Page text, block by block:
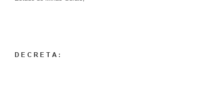
D E C R E T A :